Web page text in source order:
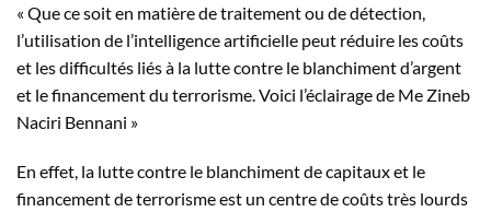
« Que ce soit en matière de traitement ou de détection,
l’utilisation de l’intelligence artificielle peut réduire les coûts
et les difficultés liés à la lutte contre le blanchiment d’argent
et le financement du terrorisme. Voici l’éclairage de Me Zineb
Naciri Bennani »
En effet, la lutte contre le blanchiment de capitaux et le
financement de terrorisme est un centre de coûts très lourds